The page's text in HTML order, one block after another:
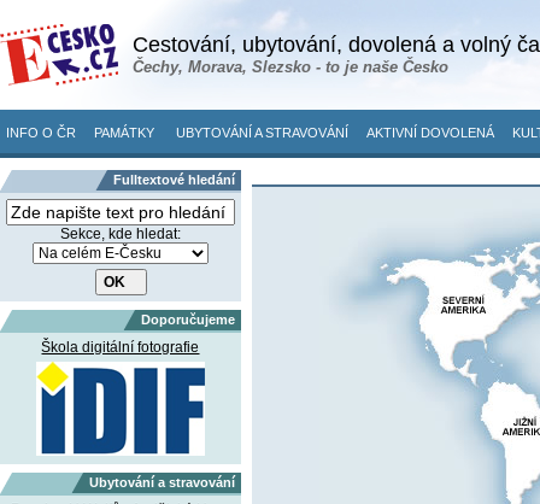
Cestování, ubytování, dovolená a volný
Čechy, Morava, Slezsko - to je naše Česko
INFO O ČR PAMÁTKY UBYTOVÁNÍ A STRAVOVÁNÍ AKTIVNÍ DOVOLENÁ
Fulltextové hledání
Sekce, kde hledat:
Doporučujeme
Škola digitální fotografie
Ubytování a stravování